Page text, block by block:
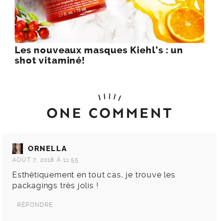
Les nouveaux masques Kiehl’s : un
shot vitaminé!
ONE COMMENT
ORNELLA
AOÛT 7, 2018 À 11:55
Esthétiquement en tout cas, je trouve les
packagings très jolis !
RÉPONDRE